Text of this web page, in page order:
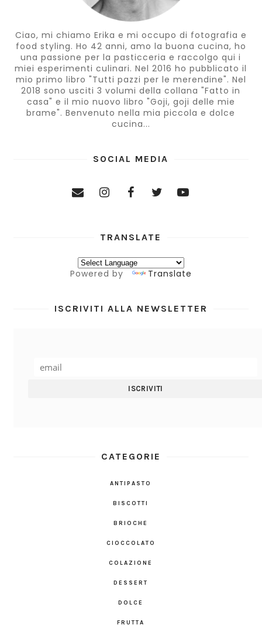
Ciao, mi chiamo Erika e mi occupo di fotografia e
food styling. Ho 42 anni, amo la buona cucina, ho
una passione per la pasticceria e raccolgo qui i
miei esperimenti culinari. Nel 2016 ho pubblicato il
mio primo libro "Tutti pazzi per le merendine". Nel
2018 sono usciti 3 volumi della collana "Fatto in
casa" e il mio nuovo libro "Goji, goji delle mie
brame". Benvenuto nella mia piccola e dolce
cucina...
SOCIAL MEDIA
TRANSLATE
Powered by Translate
ISCRIVITI ALLA NEWSLETTER
CATEGORIE
ANTIPASTO
BISCOTTI
BRIOCHE
CIOCCOLATO
COLAZIONE
DESSERT
DOLCE
FRUTTA